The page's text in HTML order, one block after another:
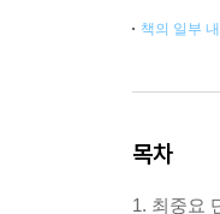
책의 일부
목차
1. 최중요